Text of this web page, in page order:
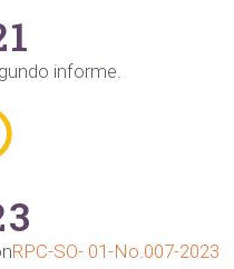
informe.
RPC-SO- 01-No.007-2023